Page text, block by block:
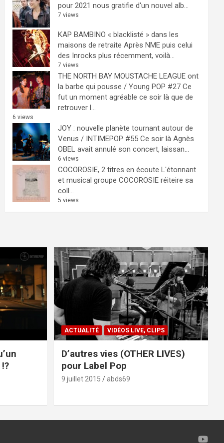
pour 2021 nous gratifie d'un nouvel alb...
7 views
KAP BAMBINO « blacklisté » dans les
maisons de retraite Après NME puis celui
des Inrocks plus récemment, voilà...
7 views
THE NORTH BAY MOUSTACHE LEAGUE ont
la barbe qui pousse / Young POP #27 Ce
fut un moment agréable ce soir là que de
retrouver l...
6 views
JOY : nouvelle planète tournant autour de
Venus / INTIMEPOP #55 Ce soir là Agnès
OBEL avait annulé son concert, laissan...
6 views
COCOROSIE, 2 titres en écoute L'étonnant
et musical groupe COCOROSIE réiteire sa
coll...
5 views
ACTUALITÉ VIDÉOS LIVE, CLIPS
D’autres vies (OTHER LIVES)
pour Label Pop
9 juillet 2015 abds69